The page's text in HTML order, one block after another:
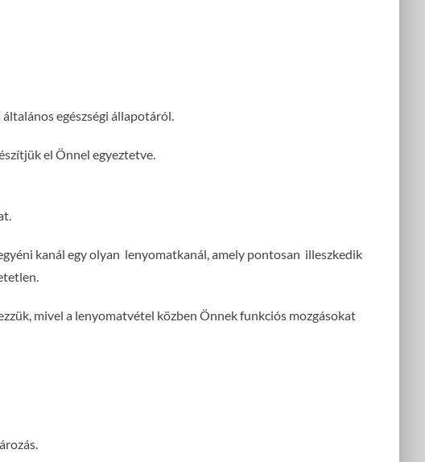
egészségi állapotáról.
el Önnel egyeztetve.
kanál egy olyan lenyomatkanál, amely pontosan illeszkedik
mivel a lenyomatvétel közben Önnek funkciós mozgásokat